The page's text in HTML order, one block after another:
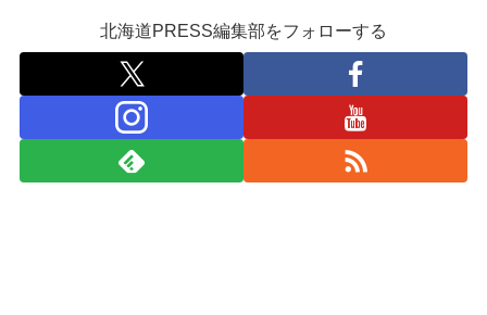
北海道PRESS編集部をフォローする